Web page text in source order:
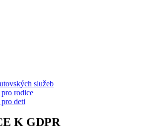
služeb
rodice
deti
K GDPR